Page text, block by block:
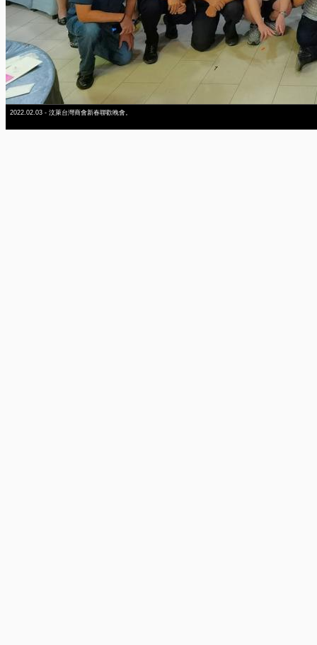
2022.02.03 - 汶萊台灣商會新春聯歡晚會。